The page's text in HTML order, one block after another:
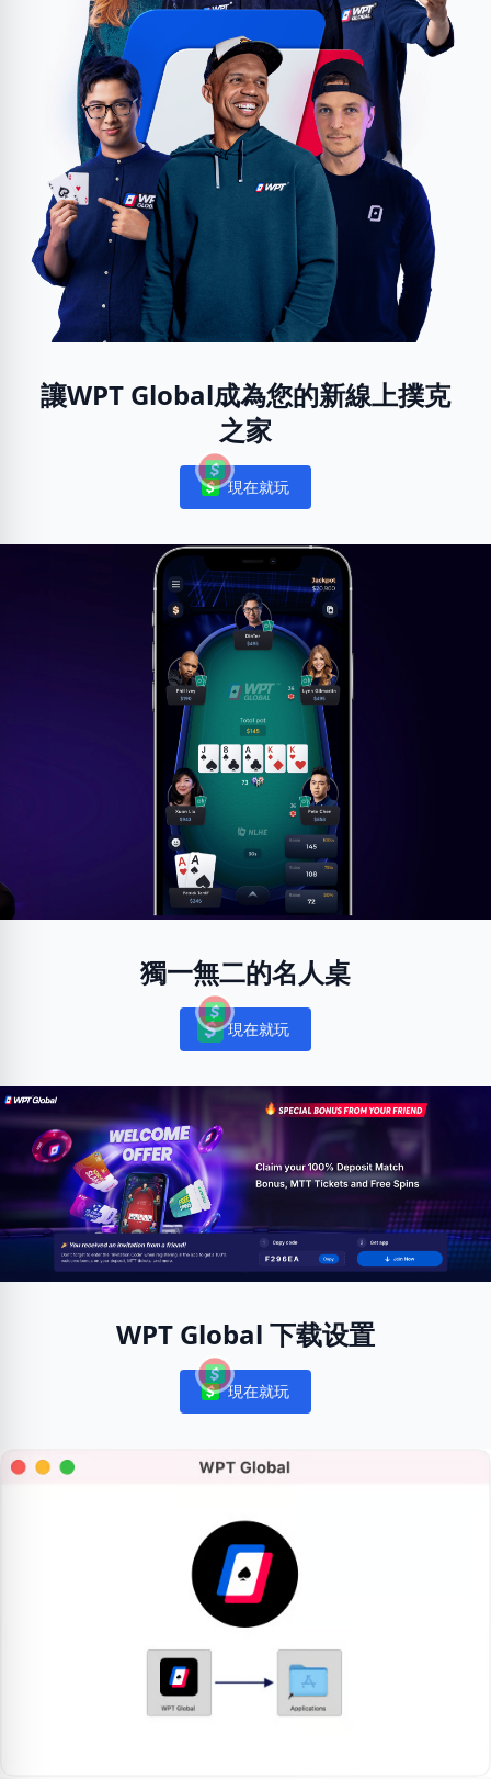
讓WPT Global成為您的新線上撲克
之家
Notifications
現在就玩
獨一無二的名人桌
Notifications
現在就玩
WPT Global 下载设置
Notifications
現在就玩